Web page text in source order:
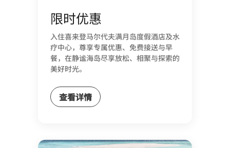
限时优惠
入住喜来登马尔代夫满月岛度假酒店及水
疗中心，尊享专属优惠、免费接送与早
餐，在静谧海岛尽享放松、相聚与探索的
美好时光。
查看详情